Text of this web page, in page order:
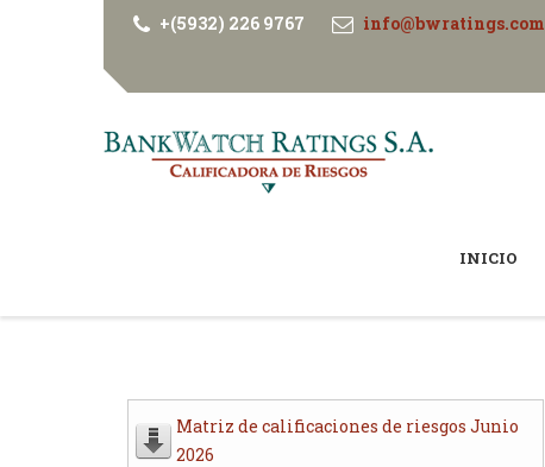
+(5932) 226 9767 info@bwratings.com
INICIO
Matriz de calificaciones de riesgos Junio
2026